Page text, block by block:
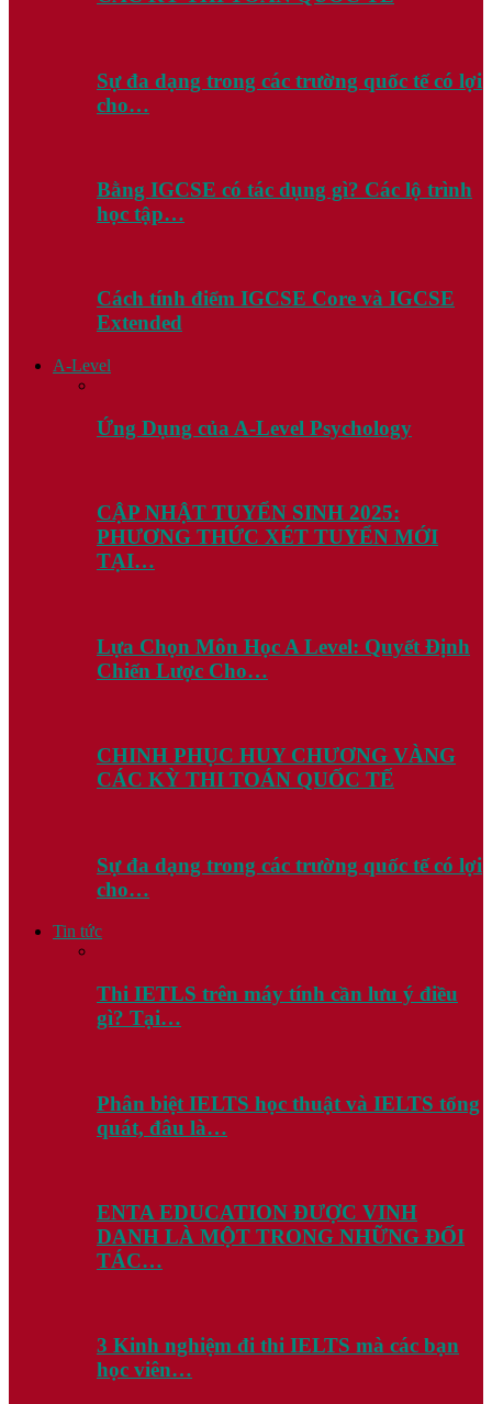
Sự đa dạng trong các trường quốc tế có lợi
cho…
Bằng IGCSE có tác dụng gì? Các lộ trình
học tập…
Cách tính điểm IGCSE Core và IGCSE
Extended
A-Level
Ứng Dụng của A-Level Psychology
CẬP NHẬT TUYỂN SINH 2025:
PHƯƠNG THỨC XÉT TUYỂN MỚI
TẠI…
Lựa Chọn Môn Học A Level: Quyết Định
Chiến Lược Cho…
CHINH PHỤC HUY CHƯƠNG VÀNG
CÁC KỲ THI TOÁN QUỐC TẾ
Sự đa dạng trong các trường quốc tế có lợi
cho…
Tin tức
Thi IETLS trên máy tính cần lưu ý điều
gì? Tại…
Phân biệt IELTS học thuật và IELTS tổng
quát, đâu là…
ENTA EDUCATION ĐƯỢC VINH
DANH LÀ MỘT TRONG NHỮNG ĐỐI
TÁC…
3 Kinh nghiệm đi thi IELTS mà các bạn
học viên…